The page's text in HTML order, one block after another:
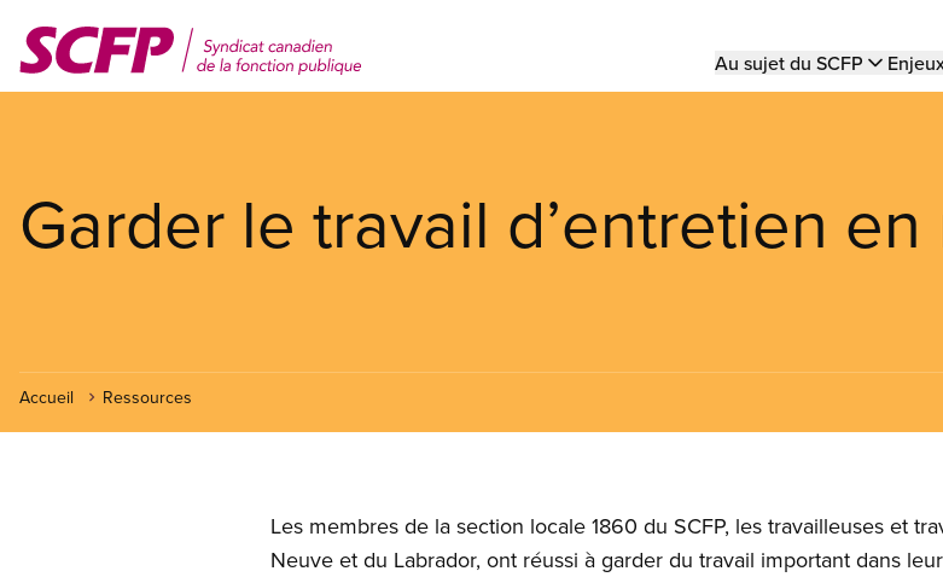
contenu
Main
Au sujet du SCFP
Garder le travail d’entretien
Accueil Ressources
Les membres de la section locale 1860 du SCFP, les travailleuses et
Neuve et du Labrador, ont réussi à garder du travail important dans